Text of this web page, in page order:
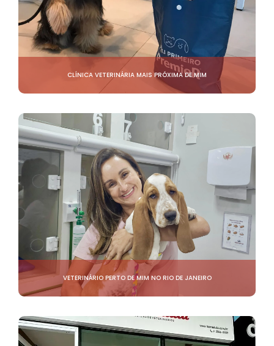
CLÍNICA VETERINÁRIA MAIS PRÓXIMA DE MIM
VETERINÁRIO PERTO DE MIM NO RIO DE JANEIRO